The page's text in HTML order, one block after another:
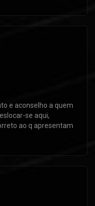
e aconselho a quem
se aqui,
ao q apresentam